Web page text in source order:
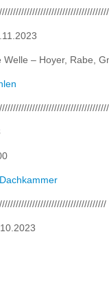
Welle – Hoyer, Rabe,